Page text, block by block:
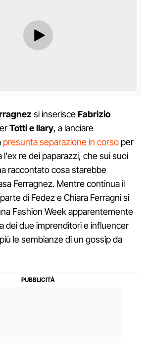
si inserisceFabrizio
Totti e Ilary, a lanciare
presunta separazione in corso per
l'ex re dei paparazzi, che sui suoi
raccontato cosa starebbe
Ferragnez. Mentre continua il
di Fedez e Chiara Ferragni si
Fashion Week apparentemente
dei due imprenditori e influencer
le sembianze di un gossip da